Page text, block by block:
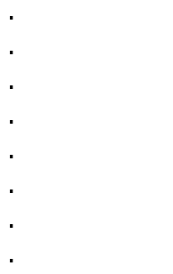
.
.
.
.
.
.
.
.